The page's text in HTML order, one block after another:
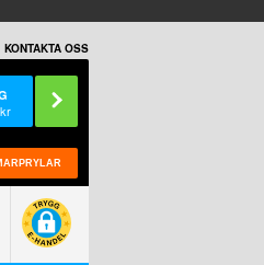
KONTAKTA OSS
kr